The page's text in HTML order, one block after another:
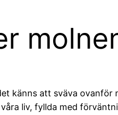
känns att sväva
liv, fyllda med